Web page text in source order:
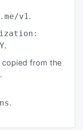
v1.
.
copied from the
.